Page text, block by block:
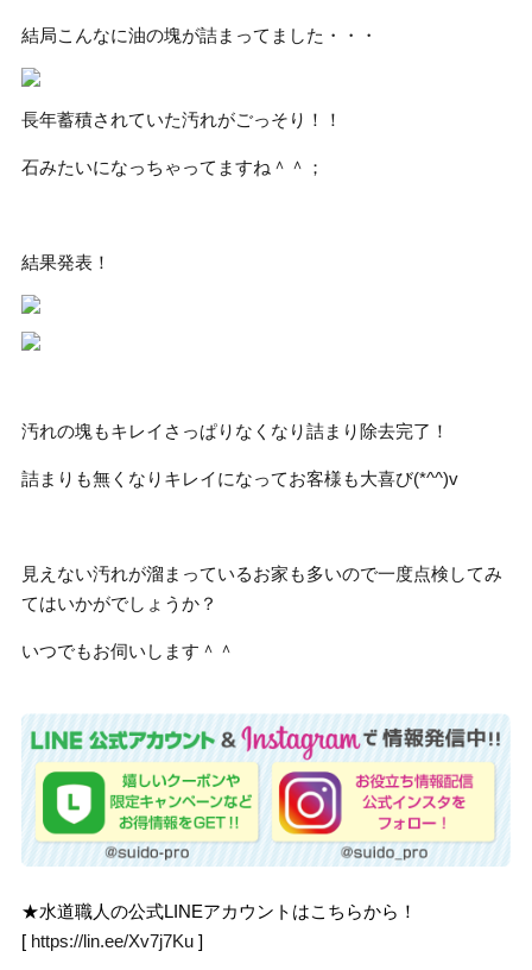
結局こんなに油の塊が詰まってました・・・
長年蓄積されていた汚れがごっそり！！
石みたいになっちゃってますね＾＾；
結果発表！
汚れの塊もキレイさっぱりなくなり詰まり除去完了！
詰まりも無くなりキレイになってお客様も大喜び(*^^)v
見えない汚れが溜まっているお家も多いので一度点検してみ
てはいかがでしょうか？
いつでもお伺いします＾＾
★水道職人の公式LINEアカウントはこちらから！
[ https://lin.ee/Xv7j7Ku ]